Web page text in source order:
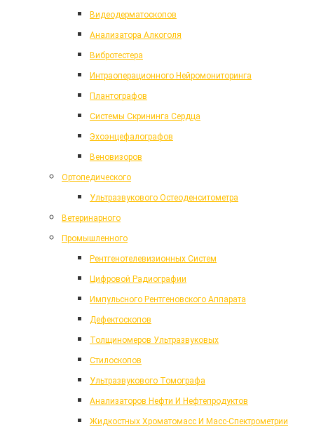
Видеодерматоскопов
Анализатора Алкоголя
Вибротестера
Интраоперационного Нейромониторинга
Плантографов
Системы Скрининга Сердца
Эхоэнцефалографов
Веновизоров
Ортопедического
Ультразвукового Остеоденситометра
Ветеринарного
Промышленного
Рентгенотелевизионных Систем
Цифровой Радиографии
Импульсного Рентгеновского Аппарата
Дефектоскопов
Толщиномеров Ультразвуковых
Стилоскопов
Ультразвукового Томографа
Анализаторов Нефти И Нефтепродуктов
Жидкостных Хроматомасс И Масс-Спектрометрии